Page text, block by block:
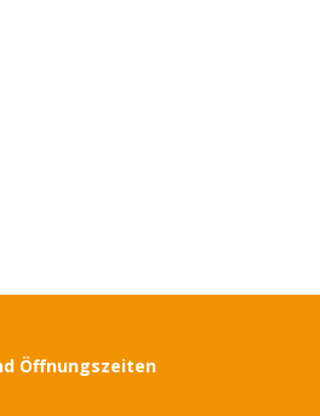
Öffnungszeiten